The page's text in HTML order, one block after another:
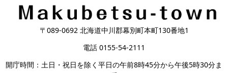
〒089-0692 北海道中川郡幕別町本町130番地1
電話 0155-54-2111
開庁時間：土日・祝日を除く平日の午前8時45分から午後5時30分ま